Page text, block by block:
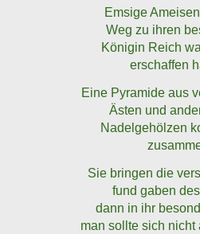
Emsige
Weg zu ihren
Königin Reich
erschaffen
Eine Pyramide aus
Ästen und
Nadelgehölzen
Sie bringen die
fund gaben
dann in ihr
man sollte sich nicht